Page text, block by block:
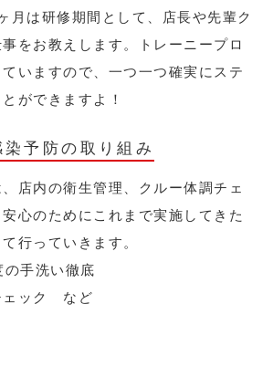
月は研修期間として、店長や先輩ク
をお教えします。トレーニープロ
いますので、一つ一つ確実にステ
ができますよ！
染予防の取り組み
店内の衛生管理、クルー体調チェ
心のためにこれまで実施してきた
行っていきます。
の手洗い徹底
ェック など